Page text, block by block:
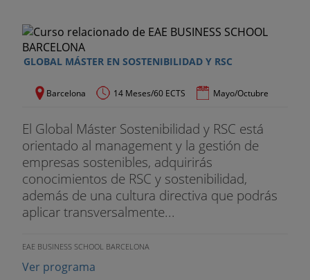
GLOBAL MÁSTER EN SOSTENIBILIDAD Y RSC
Barcelona 14 Meses/60 ECTS Mayo/Octubre
El Global Máster Sostenibilidad y RSC está
orientado al management y la gestión de
empresas sostenibles, adquirirás
conocimientos de RSC y sostenibilidad,
además de una cultura directiva que podrás
aplicar transversalmente...
EAE BUSINESS SCHOOL BARCELONA
Ver programa